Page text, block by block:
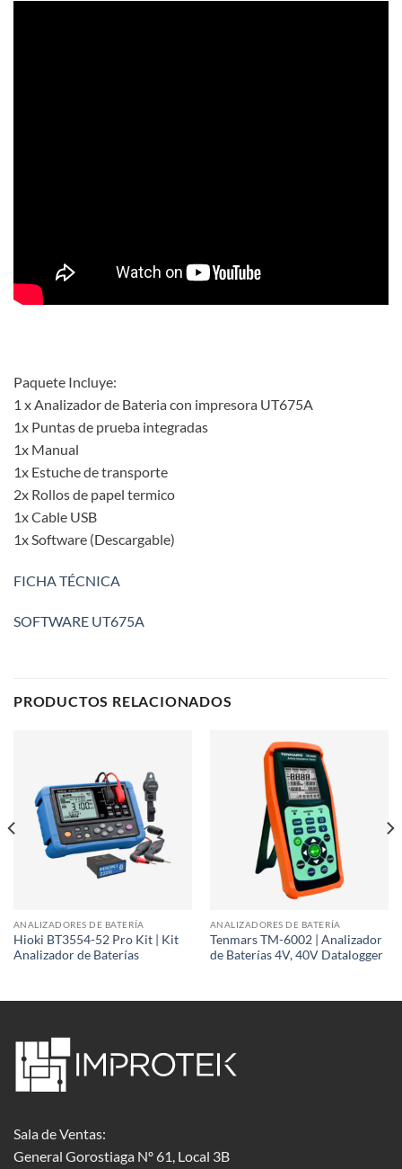
Paquete Incluye:
1 x Analizador de Bateria con impresora UT675A
1x Puntas de prueba integradas
1x Manual
1x Estuche de transporte
2x Rollos de papel termico
1x Cable USB
1x Software (Descargable)
FICHA TÉCNICA
SOFTWARE UT675A
PRODUCTOS RELACIONADOS
ANALIZADORES DE BATERÍA
Hioki BT3554-52 Pro Kit | Kit
Analizador de Baterías
ANALIZADORES DE BATERÍA
Tenmars TM-6002 | Analizador
de Baterías 4V, 40V Datalogger
Sala de Ventas:
General Gorostiaga Nº 61, Local 3B